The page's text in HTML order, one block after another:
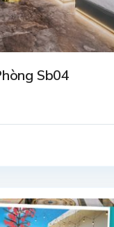
Sb04